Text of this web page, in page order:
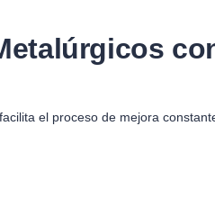
el proceso de mejora